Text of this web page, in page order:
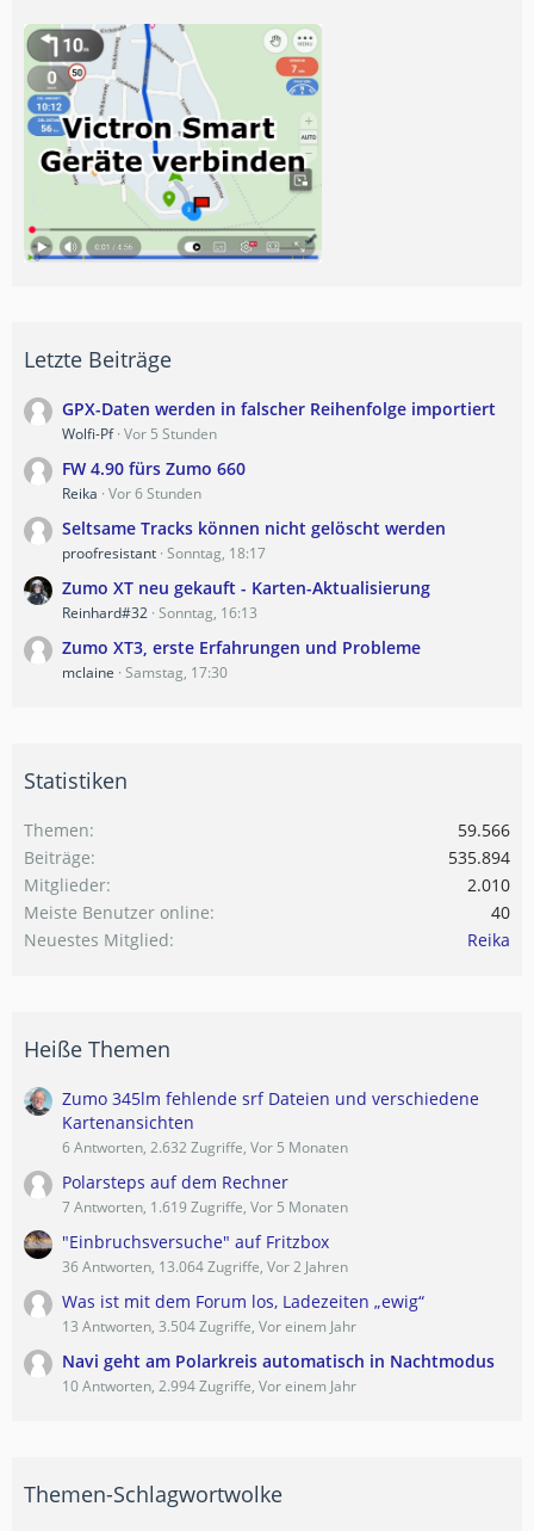
Letzte Beiträge
GPX-Daten werden in falscher Reihenfolge importiert
Wolfi-Pf Vor 5 Stunden
FW 4.90 fürs Zumo 660
Reika Vor 6 Stunden
Seltsame Tracks können nicht gelöscht werden
proofresistant Sonntag, 18:17
Zumo XT neu gekauft - Karten-Aktualisierung
Reinhard#32 Sonntag, 16:13
Zumo XT3, erste Erfahrungen und Probleme
mclaine Samstag, 17:30
Statistiken
Themen
59.566
Beiträge
535.894
Mitglieder
2.010
Meiste Benutzer online
40
Neuestes Mitglied
Reika
Heiße Themen
Zumo 345lm fehlende srf Dateien und verschiedene
Kartenansichten
6 Antworten, 2.632 Zugriffe, Vor 5 Monaten
Polarsteps auf dem Rechner
7 Antworten, 1.619 Zugriffe, Vor 5 Monaten
"Einbruchsversuche" auf Fritzbox
36 Antworten, 13.064 Zugriffe, Vor 2 Jahren
Was ist mit dem Forum los, Ladezeiten „ewig“
13 Antworten, 3.504 Zugriffe, Vor einem Jahr
Navi geht am Polarkreis automatisch in Nachtmodus
10 Antworten, 2.994 Zugriffe, Vor einem Jahr
Themen-Schlagwortwolke